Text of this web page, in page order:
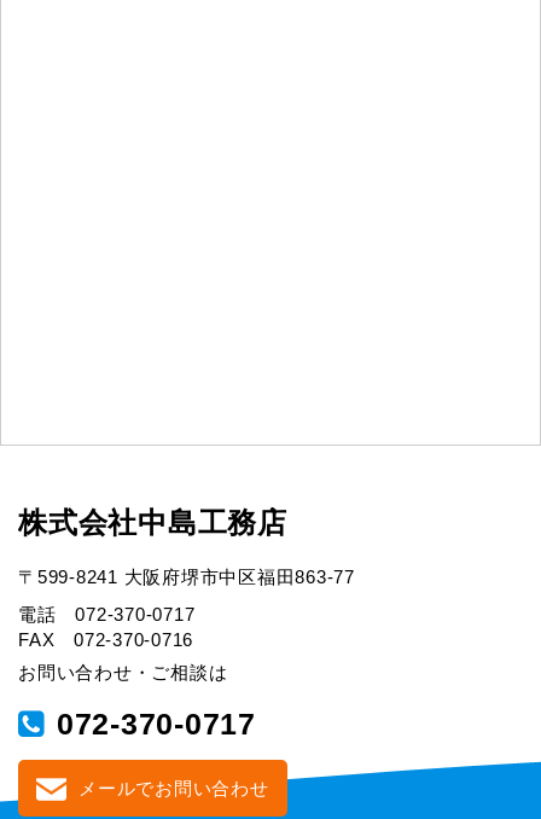
株式会社中島工務店
〒599-8241 大阪府堺市中区福田863-77
電話 072-370-0717
FAX 072-370-0716
お問い合わせ・ご相談は
072-370-0717
メールでお問い合わせ